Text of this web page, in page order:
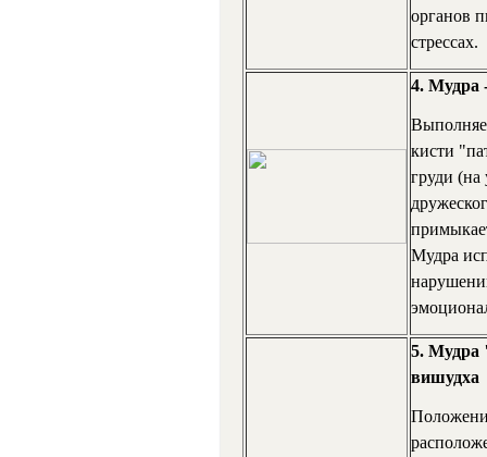
органов
стрессах.
4. Мудра
кисти
груди (на
Мудра
5. Мудра
вишудха